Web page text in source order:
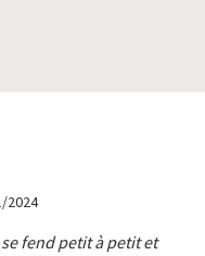
2024
fend petit à petit et